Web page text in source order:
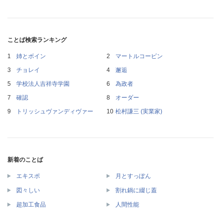
ことば検索ランキング
姉とボイン
マートルコービン
チョレイ
邂逅
学校法人吉祥寺学園
為政者
確認
オーダー
トリッシュヴァンディヴァー
松村謙三 (実業家)
新着のことば
エキスポ 月とすっぽん
図々しい 割れ鍋に綴じ蓋
超加工食品 人間性能